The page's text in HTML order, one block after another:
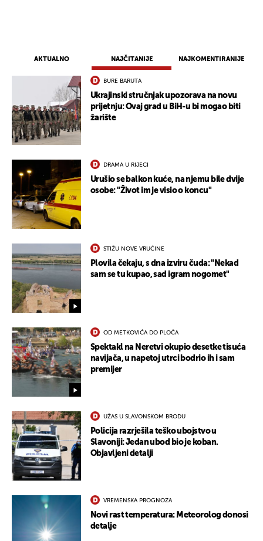
AKTUALNO NAJČITANIJE NAJKOMENTIRANIJE
BURE BARUTA
Ukrajinski stručnjak upozorava na novu
prijetnju: Ovaj grad u BiH-u bi mogao biti
žarište
DRAMA U RIJECI
Urušio se balkon kuće, na njemu bile dvije
osobe: "Život im je visio o koncu"
STIŽU NOVE VRUĆINE
Plovila čekaju, s dna izviru čuda: "Nekad
sam se tu kupao, sad igram nogomet"
OD METKOVIĆA DO PLOČA
Spektakl na Neretvi okupio desetke tisuća
navijača, u napetoj utrci bodrio ih i sam
premijer
UŽAS U SLAVONSKOM BRODU
Policija razrješila teško ubojstvo u
Slavoniji: Jedan ubod bio je koban.
Objavljeni detalji
VREMENSKA PROGNOZA
Novi rast temperatura: Meteorolog donosi
detalje